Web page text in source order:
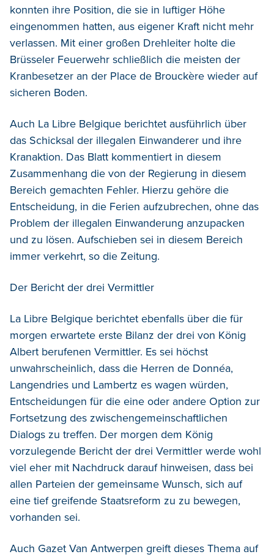
konnten ihre Position, die sie in luftiger Höhe
eingenommen hatten, aus eigener Kraft nicht mehr
verlassen. Mit einer großen Drehleiter holte die
Brüsseler Feuerwehr schließlich die meisten der
Kranbesetzer an der Place de Brouckère wieder auf
sicheren Boden.
Auch La Libre Belgique berichtet ausführlich über
das Schicksal der illegalen Einwanderer und ihre
Kranaktion. Das Blatt kommentiert in diesem
Zusammenhang die von der Regierung in diesem
Bereich gemachten Fehler. Hierzu gehöre die
Entscheidung, in die Ferien aufzubrechen, ohne das
Problem der illegalen Einwanderung anzupacken
und zu lösen. Aufschieben sei in diesem Bereich
immer verkehrt, so die Zeitung.
Der Bericht der drei Vermittler
La Libre Belgique berichtet ebenfalls über die für
morgen erwartete erste Bilanz der drei von König
Albert berufenen Vermittler. Es sei höchst
unwahrscheinlich, dass die Herren de Donnéa,
Langendries und Lambertz es wagen würden,
Entscheidungen für die eine oder andere Option zur
Fortsetzung des zwischengemeinschaftlichen
Dialogs zu treffen. Der morgen dem König
vorzulegende Bericht der drei Vermittler werde wohl
viel eher mit Nachdruck darauf hinweisen, dass bei
allen Parteien der gemeinsame Wunsch, sich auf
eine tief greifende Staatsreform zu zu bewegen,
vorhanden sei.
Auch Gazet Van Antwerpen greift dieses Thema auf